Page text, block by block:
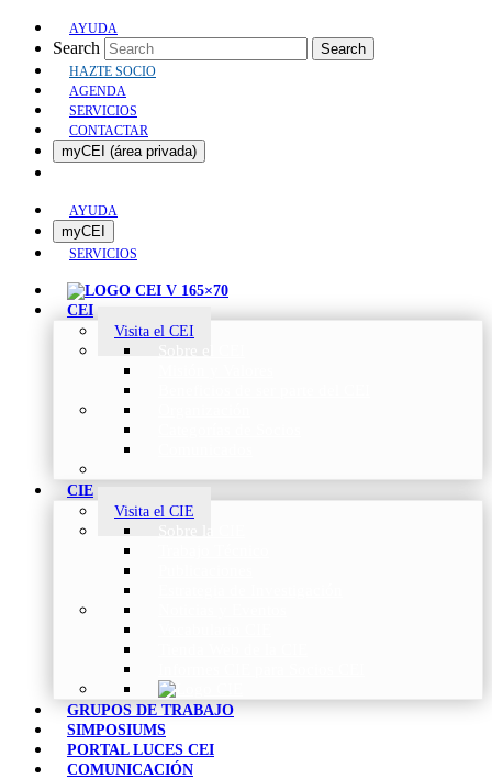
AYUDA
Search Search
HAZTE SOCIO
AGENDA
SERVICIOS
CONTACTAR
myCEI (área privada)
AYUDA
myCEI
SERVICIOS
CEI
Visita el CEI
CIE
Visita el CIE
GRUPOS DE TRABAJO
SIMPOSIUMS
PORTAL LUCES CEI
COMUNICACIÓN